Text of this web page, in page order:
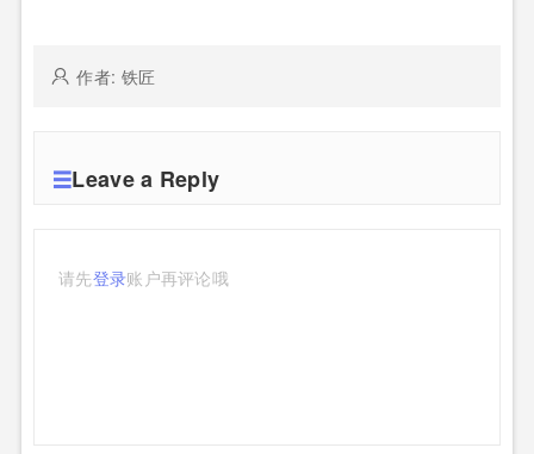
作者: 铁匠
Leave a Reply
请先登录账户再评论哦